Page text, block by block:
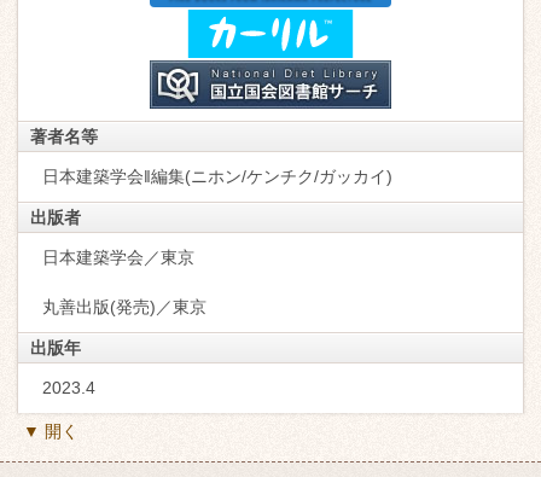
著者名等
日本建築学会‖編集(ニホン/ケンチク/ガッカイ)
出版者
日本建築学会／東京
丸善出版(発売)／東京
出版年
2023.4
▼ 開く